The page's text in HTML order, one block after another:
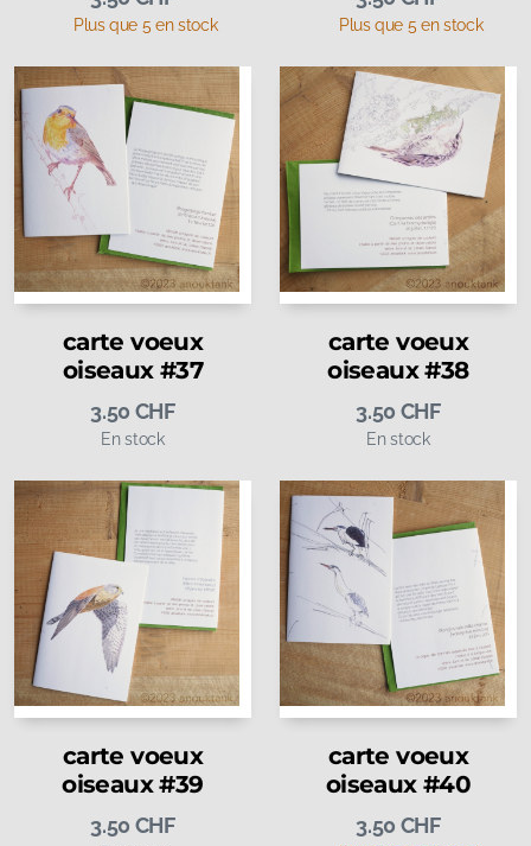
Plus que 5 en stock Plus que 5 en stock
carte voeux
oiseaux #37
3.50 CHF
En stock
carte voeux
oiseaux #38
3.50 CHF
En stock
carte voeux
oiseaux #39
3.50 CHF
carte voeux
oiseaux #40
3.50 CHF